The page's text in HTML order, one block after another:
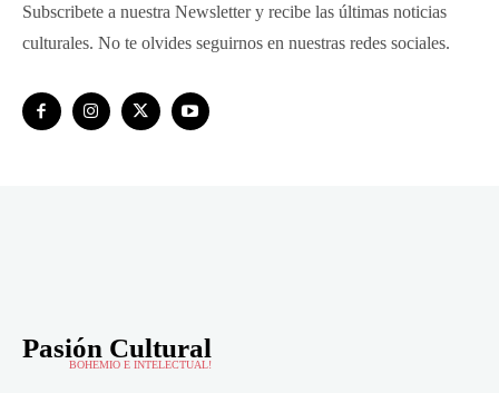
Subscribete a nuestra Newsletter y recibe las últimas noticias
culturales. No te olvides seguirnos en nuestras redes sociales.
Pasión Cultural
BOHEMIO E INTELECTUAL!